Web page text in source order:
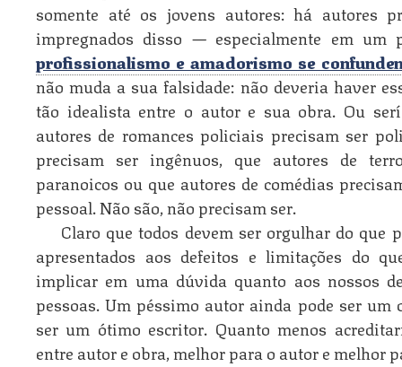
somente até os jovens autores: há autores
impregnados disso — especialmente em
profissionalismo e amadorismo se
não muda a sua falsidade: não deveria haver
tão idealista entre o autor e sua obra. Ou
autores de romances policiais precisam ser
precisam ser ingênuos, que autores de
paranoicos ou que autores de comédias
pessoal. Não são, não precisam ser.
Claro que todos devem ser orgulhar do que
apresentados aos defeitos e limitações do
implicar em uma dúvida quanto aos nossos
pessoas. Um péssimo autor ainda pode ser um
ser um ótimo escritor. Quanto menos
entre autor e obra, melhor para o autor e melhor